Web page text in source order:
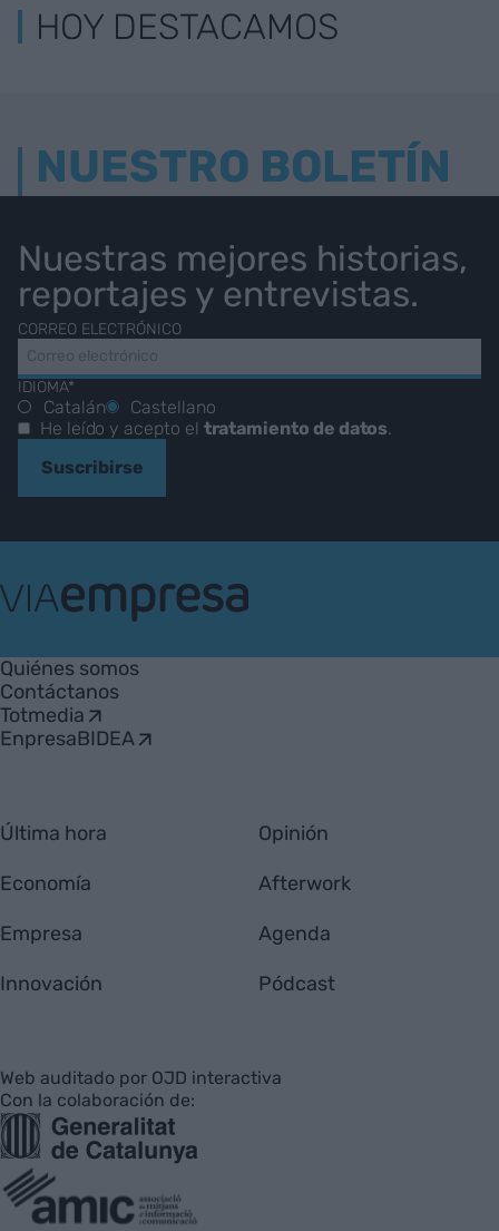
HOY DESTACAMOS
NUESTRO BOLETÍN
Nuestras mejores historias,
reportajes y entrevistas.
CORREO ELECTRÓNICO
IDIOMA*
Catalán
Castellano
He leído y acepto el tratamiento de datos.
Suscribirse
Empresa
Quiénes somos
Contáctanos
Totmedia
EnpresaBIDEA
Última hora
Economía
Empresa
Innovación
Opinión
Afterwork
Agenda
Pódcast
Web auditado por OJD interactiva
Con la colaboración de: